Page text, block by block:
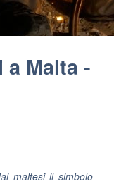
Malta -
maltesi il simbolo